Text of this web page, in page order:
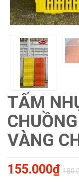
TẤM
VÀNG
155.000₫